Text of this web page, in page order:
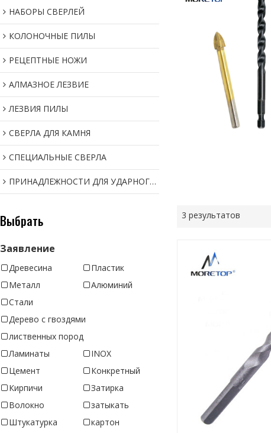
НАБОРЫ СВЕРЛЕЙ
КОЛОНОЧНЫЕ ПИЛЫ
РЕЦЕПТНЫЕ НОЖИ
АЛМАЗНОЕ ЛЕЗВИЕ
ЛЕЗВИЯ ПИЛЫ
СВЕРЛА ДЛЯ КАМНЯ
СПЕЦИАЛЬНЫЕ СВЕРЛА
ПРИНАДЛЕЖНОСТИ ДЛЯ УДАРНОГО ИНСТРУМЕНТА
Выбрать
Заявление
Древесина
Пластик
Металл
Алюминий
Стали
Дерево с гвоздями
лиственных пород
Ламинаты
INOX
Цемент
Конкретный
Кирпичи
Затирка
Волокно
затыкать
Штукатурка
картон
3 результатов